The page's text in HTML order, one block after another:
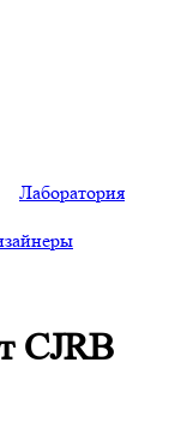
Лаборатория
CJRB